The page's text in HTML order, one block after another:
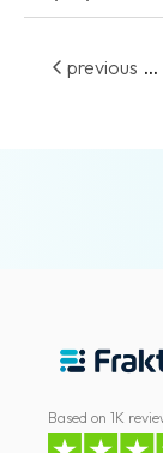
us
Terms
content
previous ...
Based on 1K